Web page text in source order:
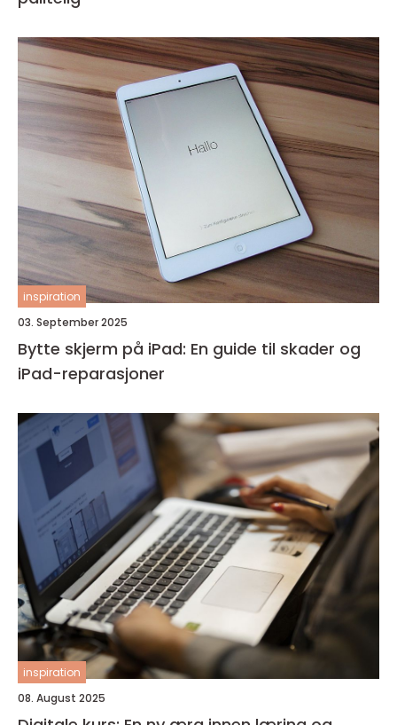
inspiration
03. September 2025
Bytte skjerm på iPad: En guide til skader og
iPad-reparasjoner
inspiration
08. August 2025